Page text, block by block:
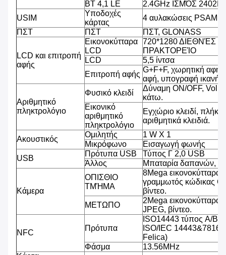
BT 4,1 LE
2.4GHz ΙΣΜΌΣ
USIM
Υποδοχές
κάρτας
4 αυλακώσεις PSAM,
ΠΣΤ
ΠΣΤ ΠΣΤ, GLONASS
LCD και επιτροπή
αφής
Εικονοκύτταρα
LCD
720*1280 ΔΙΕΘΝΈΣ
ΠΡΑΚΤΟΡΕΊΟ
LCD
5,5 ίντσα
Επιτροπή αφής
G+F+F, χωρητική αφή
αφή, υπογραφή ικανή,
Αριθμητικό
πληκτρολόγιο
Φυσικό κλειδί
Δύναμη ON/OFF,
κάτω.
Εικονικό
αριθμητικό
πληκτρολόγιο
Εγχώριο κλειδί,
αριθμητικά κλειδιά.
Ακουστικός
Ομιλητής
1 W Χ 1
Μικρόφωνο
Εισαγωγή φωνής
USB
Πρότυπα USB
Τύπος Γ 2,0 USB
Άλλος
Μπαταρία δαπανών,
Κάμερα
ΟΠΙΣΘΙΟ
ΤΜΉΜΑ
8Mega εικονοκύτταρα,
γραμμωτός κώδικας
βίντεο.
ΜΕΤΩΠΟ
2Mega εικονοκύτταρα,
JPEG, βίντεο.
NFC
Πρότυπα
ISO14443 τύπος A/B
ISO/IEC 14443&7816,
Felica)
Φάσμα
13.56MHz